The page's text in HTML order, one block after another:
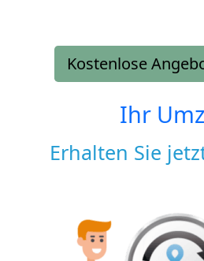
Kostenlose
Ihr
Erhalten Sie